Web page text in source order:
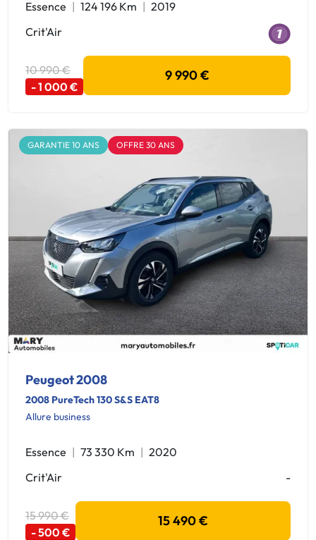
Essence 124 196 Km
2019
Crit'Air
10 990 €
- 1 000 €
9 990 €
GARANTIE 10 ANS OFFRE 30 ANS
Peugeot 2008
2008 PureTech 130 S&S EAT8
Allure business
Essence 73 330 Km
2020
Crit'Air
-
15 990 €
- 500 €
15 490 €